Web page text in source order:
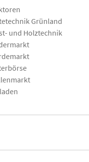
Grünland
und Holztechnik